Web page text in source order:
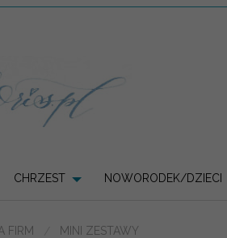
CHRZEST NOWORODEK/DZIECI
FIRM MINI ZESTAWY